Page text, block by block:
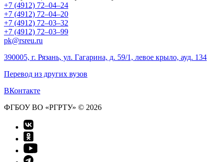
+7 (4912) 72–04–24
+7 (4912) 72–04–20
+7 (4912) 72–03–32
+7 (4912) 72–03–99
pk@rsreu.ru
390005, г. Рязань, ул. Гагарина, д. 59/1, левое крыло, ауд. 134
Перевод из других вузов
ВКонтакте
ФГБОУ ВО «РГРТУ» © 2026